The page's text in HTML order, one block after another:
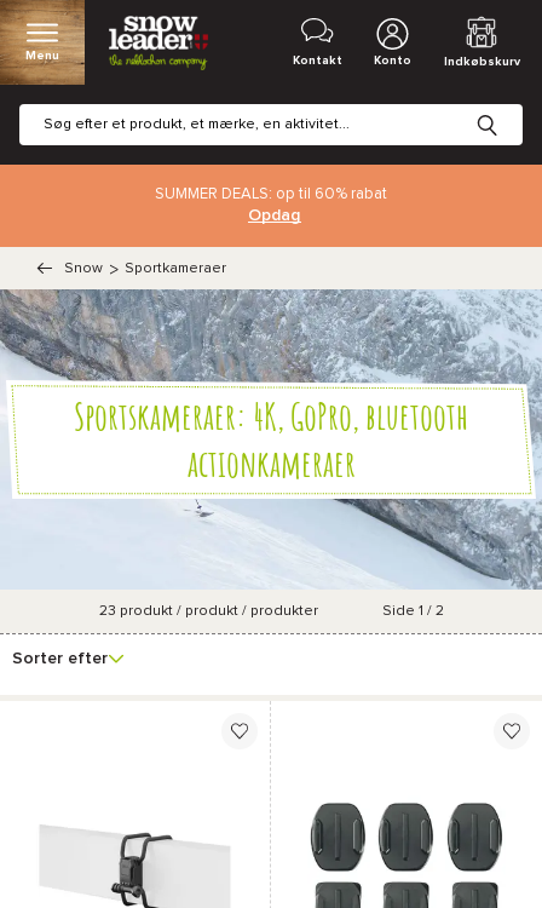
Menu Kontakt Konto Indkøbskurv
SUMMER DEALS: op til 60% rabat
Opdag
Snow > Sportkameraer
Sportskameraer: 4K, GoPro, bluetooth
actionkameraer
Mærke Pris Samlinger
flere
23 produkt / produkt / produkter Side 1 / 2
Sorter efter